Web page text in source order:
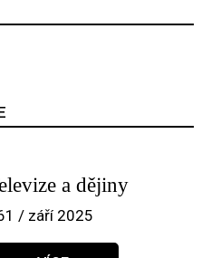
a dějiny
/ září 2025